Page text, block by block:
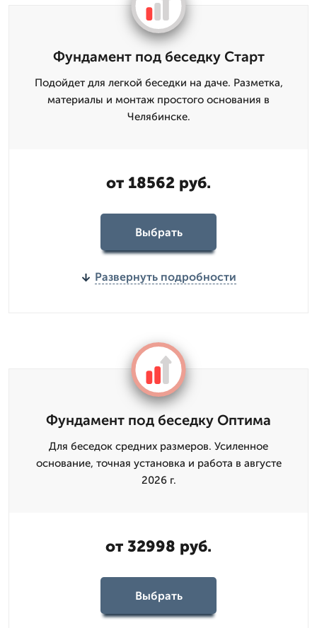
Фундамент под беседку Старт
Подойдет для легкой беседки на даче. Разметка,
материалы и монтаж простого основания в
Челябинске.
от 18562 руб.
Выбрать
Развернуть подробности
Фундамент под беседку Оптима
Для беседок средних размеров. Усиленное
основание, точная установка и работа в августе
2026 г.
от 32998 руб.
Выбрать